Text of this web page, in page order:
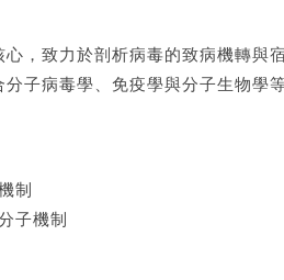
，致力於剖析病毒的致病機轉與
子病毒學、免疫學與分子生物學
制
子機制